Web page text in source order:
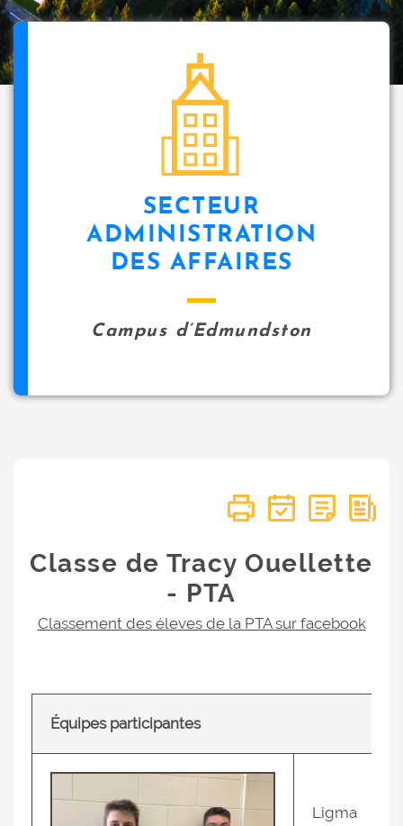
SECTEUR
ADMINISTRATION
DES AFFAIRES
Campus d’Edmundston
Classe de Tracy Ouellette
- PTA
Classement des éleves de la PTA sur facebook
Équipes participantes
Ligma